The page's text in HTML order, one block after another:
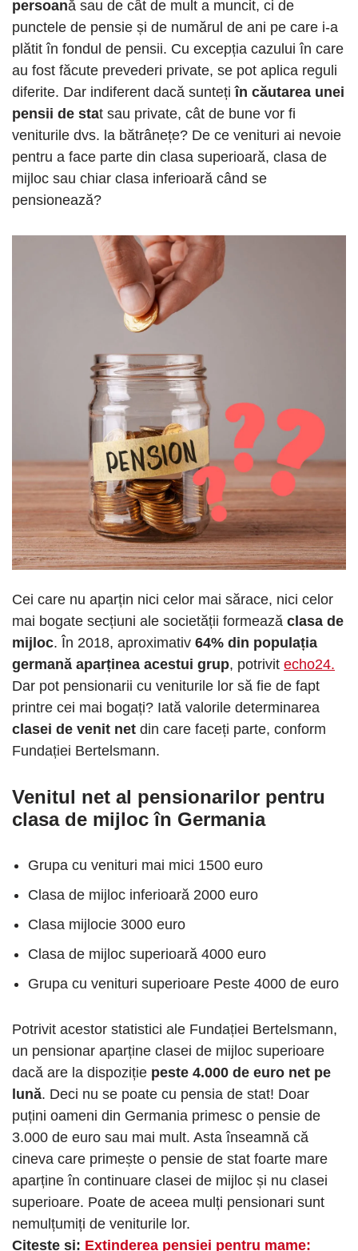
persoană sau de cât de mult a muncit, ci de
punctele de pensie și de numărul de ani pe care i-a
plătit în fondul de pensii. Cu excepția cazului în care
au fost făcute prevederi private, se pot aplica reguli
diferite. Dar indiferent dacă suntețiîn căutarea unei
pensii de stat sau private, cât de bune vor fi
veniturile dvs. la bătrânețe? De ce venituri ai nevoie
pentru a face parte din clasa superioară, clasa de
mijloc sau chiar clasa inferioară când se
pensionează?
Cei care nu aparțin nici celor mai sărace, nici celor
mai bogate secțiuni ale societății formează clasa de
mijloc. În 2018, aproximativ 64% din populația
germană aparținea acestui grup, potrivit echo24.
Dar pot pensionarii cu veniturile lor să fie de fapt
printre cei mai bogați? Iată valorile determinarea
clasei de venit net din care faceți parte, conform
Fundației Bertelsmann.
Venitul net al pensionarilor pentru
clasa de mijloc în Germania
Grupa cu venituri mai mici 1500 euro
Clasa de mijloc inferioară 2000 euro
Clasa mijlocie 3000 euro
Clasa de mijloc superioară 4000 euro
Grupa cu venituri superioare Peste 4000 de euro
Potrivit acestor statistici ale Fundației Bertelsmann,
un pensionar aparține clasei de mijloc superioare
dacă are la dispoziție peste 4.000 de euro net pe
lună. Deci nu se poate cu pensia de stat! Doar
puțini oameni din Germania primesc o pensie de
3.000 de euro sau mai mult. Asta înseamnă că
cineva care primește o pensie de stat foarte mare
aparține în continuare clasei de mijloc și nu clasei
superioare. Poate de aceea mulți pensionari sunt
nemulțumiți de veniturile lor.
Citește și: Extinderea pensiei pentru mame: